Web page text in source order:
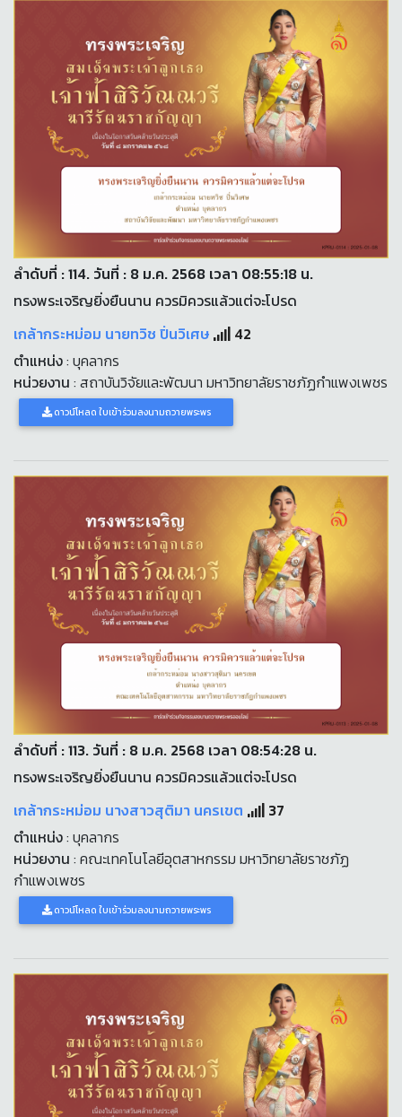
ลำดับที่ : 114. วันที่ : 8 ม.ค. 2568 เวลา 08:55:18 น.
ทรงพระเจริญยิ่งยืนนาน ควรมิควรแล้วแต่จะโปรด
เกล้ากระหม่อม นายทวิช ปิ่นวิเศษ
42
ตำแหน่ง: บุคลากร
หน่วยงาน : สถาบันวิจัยและพัฒนา มหาวิทยาลัยราชภัฏกำแพงเพชร
ดาวน์โหลด ใบเข้าร่วมลงนามถวายพระพร
ลำดับที่ : 113. วันที่ : 8 ม.ค. 2568 เวลา 08:54:28 น.
ทรงพระเจริญยิ่งยืนนาน ควรมิควรแล้วแต่จะโปรด
เกล้ากระหม่อม นางสาวสุติมา นครเขต
37
ตำแหน่ง: บุคลากร
หน่วยงาน : คณะเทคโนโลยีอุตสาหกรรม มหาวิทยาลัยราชภัฏ
กำแพงเพชร
ดาวน์โหลด ใบเข้าร่วมลงนามถวายพระพร